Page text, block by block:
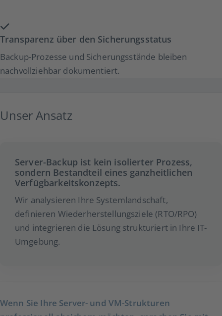
Transparenz über den Sicherungsstatus
Backup-Prozesse und Sicherungsstände bleiben
nachvollziehbar dokumentiert.
Unser Ansatz
Server-Backup ist kein isolierter Prozess,
sondern Bestandteil eines ganzheitlichen
Verfügbarkeitskonzepts.
Wir analysieren Ihre Systemlandschaft,
definieren Wiederherstellungsziele (RTO/RPO)
und integrieren die Lösung strukturiert in Ihre IT-
Umgebung.
Wenn Sie Ihre Server- und VM-Strukturen